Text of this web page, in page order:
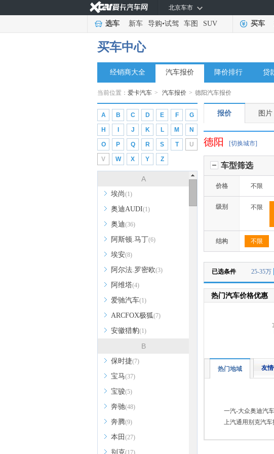
北京车市
选车 新车 导购•试驾 车图 SUV 买车
买车中心
经销商大全 汽车报价 降价排行 贷
当前位置： 爱卡汽车 > 汽车报价 > 德阳汽车报价
A B C D E F G
H J K L M N
O P Q R S T U
V W X Y Z
A
埃尚(1)
奥迪AUDI(1)
奥迪(36)
阿斯顿.马丁(6)
埃安(8)
阿尔法.罗密欧(3)
阿维塔(4)
爱驰汽车(1)
ARCFOX极狐(7)
安徽猎豹(1)
B
保时捷(7)
宝马(37)
宝骏(5)
奔驰(48)
奔腾(9)
本田 (27)
别克(17)
报价 图片
德阳 [切换城市]
车型筛选
价格 不限
级别
不限
结构 不限
已选条件 25-35万
热门汽车价格优惠
热门地域 友
一汽-大众奥迪汽
上汽通用别克汽车